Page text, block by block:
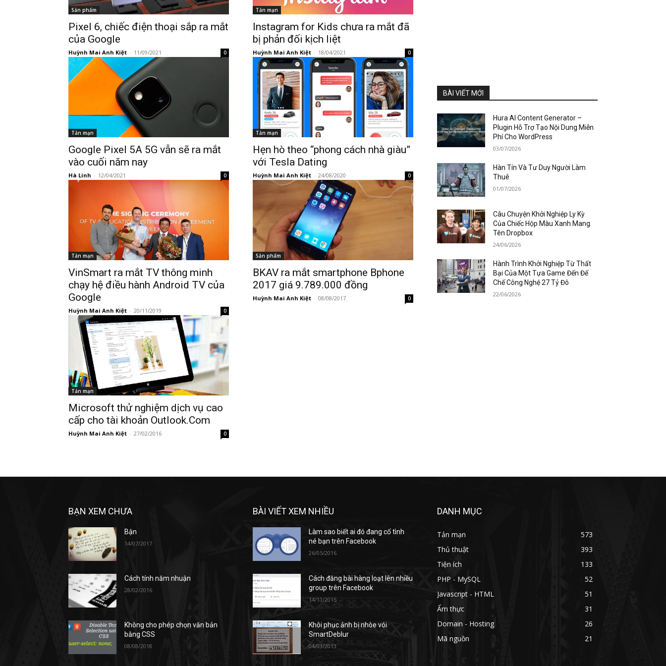
Sản phẩm
Pixel 6, chiếc điện thoại sắp ra mắt
của Google
Huỳnh Mai Anh Kiệt - 11/09/2021 0
Tản mạn
Instagram for Kids chưa ra mắt đã
bị phản đối kịch liệt
Huỳnh Mai Anh Kiệt - 18/04/2021 0
Tản mạn
Google Pixel 5A 5G vẫn sẽ ra mắt
vào cuối năm nay
Hà Linh - 12/04/2021 0
Tản mạn
Hẹn hò theo “phong cách nhà giàu”
với Tesla Dating
Huỳnh Mai Anh Kiệt - 24/08/2020 0
Tản mạn
VinSmart ra mắt TV thông minh
chạy hệ điều hành Android TV của
Google
Huỳnh Mai Anh Kiệt - 20/11/2019 0
Sản phẩm
BKAV ra mắt smartphone Bphone
2017 giá 9.789.000 đồng
Huỳnh Mai Anh Kiệt - 08/08/2017 0
Tản mạn
Microsoft thử nghiệm dịch vụ cao
cấp cho tài khoản Outlook.Com
Huỳnh Mai Anh Kiệt - 27/02/2016 0
BÀI VIẾT MỚI
Hura AI Content Generator –
Plugin Hỗ Trợ Tạo Nội Dung Miễn
Phí Cho WordPress
03/07/2026
Hàn Tín Và Tư Duy Người Làm
Thuê
01/07/2026
Câu Chuyện Khởi Nghiệp Ly Kỳ
Của Chiếc Hộp Màu Xanh Mang
Tên Dropbox
24/06/2026
Hành Trình Khởi Nghiệp Từ Thất
Bại Của Một Tựa Game Đến Đế
Chế Công Nghệ 27 Tỷ Đô
22/06/2026
BẠN XEM CHƯA
Bận
14/07/2017
Cách tính năm nhuận
28/02/2016
Không cho phép chọn văn bản
bằng CSS
08/08/2018
BÀI VIẾT XEM NHIỀU
Làm sao biết ai đó đang cố tình
né bạn trên Facebook
26/05/2016
Cách đăng bài hàng loạt lên nhiều
group trên Facebook
14/11/2015
Khôi phục ảnh bị nhòe vói
SmartDeblur
04/03/2013
DANH MỤC
Tản mạn
573
Thủ thuật
393
Tiện ích
133
PHP - MySQL
52
Javascript - HTML
51
Ẩm thực
31
Domain - Hosting
26
Mã nguồn
21